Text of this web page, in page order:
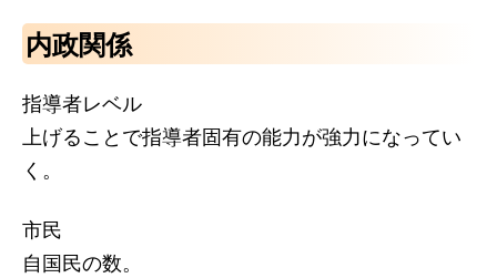
内政関係
指導者レベル
上げることで指導者固有の能力が強力になってい
く。
市民
自国民の数。